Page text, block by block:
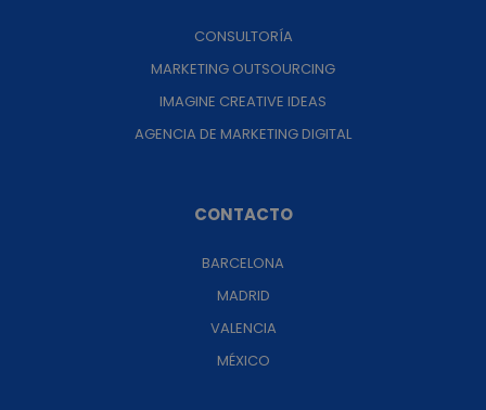
CONSULTORÍA
MARKETING OUTSOURCING
IMAGINE CREATIVE IDEAS
AGENCIA DE MARKETING DIGITAL
CONTACTO
BARCELONA
MADRID
VALENCIA
MÉXICO